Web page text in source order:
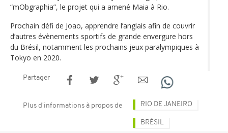
“mObgraphia”, le projet qui a amené Maia à Rio.
Prochain défi de Joao, apprendre l’anglais afin de couvrir
d’autres évènements sportifs de grande envergure hors
du Brésil, notamment les prochains jeux paralympiques à
Tokyo en 2020.
Partager
Plus d'informations à propos de RIO DE JANEIRO
BRÉSIL